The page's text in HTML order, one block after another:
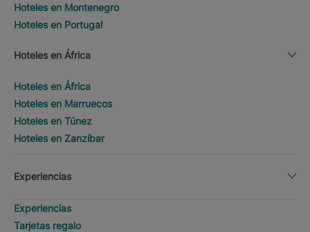
Hoteles en Montenegro
Hoteles en Portugal
Hoteles en África
Hoteles en África
Hoteles en Marruecos
Hoteles en Túnez
Hoteles en Zanzíbar
Experiencias
Experiencias
Tarjetas regalo